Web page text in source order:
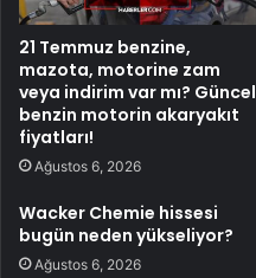
21 Temmuz benzine,
mazota, motorine zam
veya indirim var mı? Güncel
benzin motorin akaryakıt
fiyatları!
Ağustos 6, 2026
Wacker Chemie hissesi
bugün neden yükseliyor?
Ağustos 6, 2026